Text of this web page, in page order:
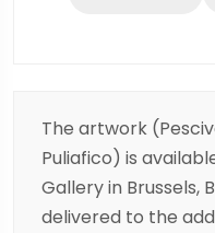
The artwork
Puliafico) is
Gallery in Brussels,
delivered to the